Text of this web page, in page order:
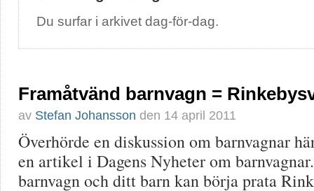
Du surfar i arkivet dag-för-dag.
Framåtvänd barnvagn =
av Stefan Johansson den 14 april 2011
Överhörde en diskussion om barnvagnar
en artikel i Dagens Nyheter om
barnvagn och ditt barn kan börja prata